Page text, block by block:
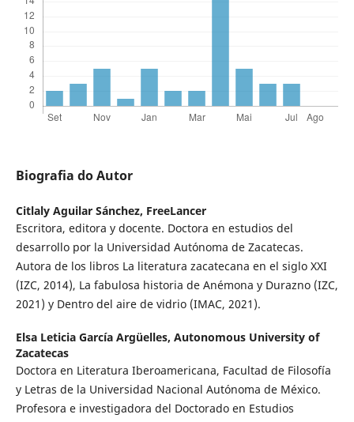
Biografia do Autor
Citlaly Aguilar Sánchez, FreeLancer
Escritora, editora y docente. Doctora en estudios del
desarrollo por la Universidad Autónoma de Zacatecas.
Autora de los libros La literatura zacatecana en el siglo XXI
(IZC, 2014), La fabulosa historia de Anémona y Durazno (IZC,
2021) y Dentro del aire de vidrio (IMAC, 2021).
Elsa Leticia García Argüelles, Autonomous University of
Zacatecas
Doctora en Literatura Iberoamericana, Facultad de Filosofía
y Letras de la Universidad Nacional Autónoma de México.
Profesora e investigadora del Doctorado en Estudios